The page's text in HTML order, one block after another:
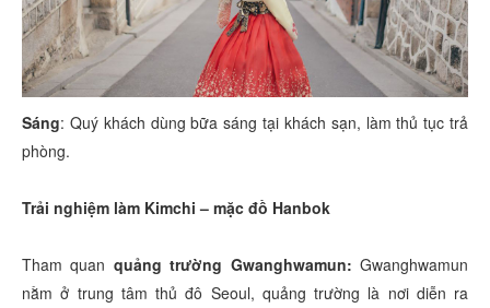
Sáng: Quý khách dùng bữa sáng tại khách sạn, làm thủ tục trả
phòng.
Trải nghiệm làm Kimchi – mặc đồ Hanbok
Tham quan quảng trường Gwanghwamun:Gwanghwamun
nằm ở trung tâm thủ đô Seoul, quảng trường là nơi diễn ra